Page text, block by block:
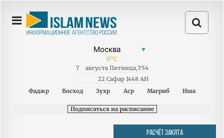
0°C
7 августа Пятница,7:54
22 Сафар 1448 AH
Фаджр
Восход Зухр Аср Магриб Иша
Подписаться на расписание
РАСЧЁТ ЗАКЯТА